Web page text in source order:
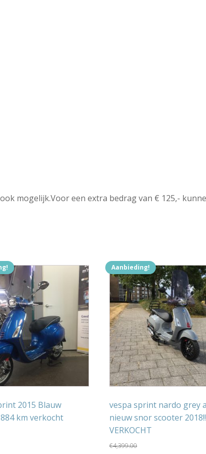
mogelijk.Voor een extra bedrag van € 125,-
2015 Blauw
km verkocht
Aanbieding!
vespa sprint nardo grey
nieuw snor scooter 2018!!
VERKOCHT
€4,399.00